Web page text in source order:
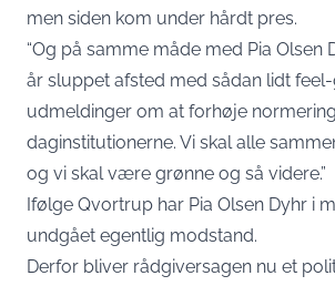
men siden kom under hårdt pres.
“Og på samme måde med Pia Olsen
år sluppet afsted med sådan lidt
udmeldinger om at forhøje
daginstitutionerne. Vi skal alle
og vi skal være grønne og så videre.”
Ifølge Qvortrup har Pia Olsen Dyhr i
undgået egentlig modstand.
Derfor bliver rådgiversagen nu et